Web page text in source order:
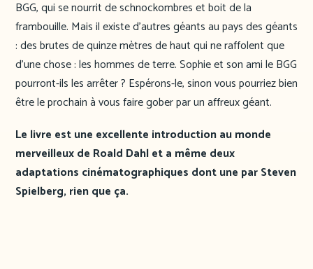
BGG, qui se nourrit de schnockombres et boit de la
frambouille. Mais il existe d’autres géants au pays des géants
: des brutes de quinze mètres de haut qui ne raffolent que
d’une chose : les hommes de terre. Sophie et son ami le BGG
pourront-ils les arrêter ? Espérons-le, sinon vous pourriez bien
être le prochain à vous faire gober par un affreux géant.
Le livre est une excellente introduction au monde
merveilleux de Roald Dahl et a même deux
adaptations cinématographiques dont une par Steven
Spielberg, rien que ça.